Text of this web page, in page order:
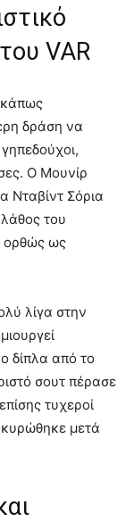
VAR
κάπως
δράση να
Ο Μουνίρ
Νταβίντ Σόρια
του
ορθώς ως
λίγα στην
δίπλα από το
σουτ πέρασε
τυχεροί
μετά